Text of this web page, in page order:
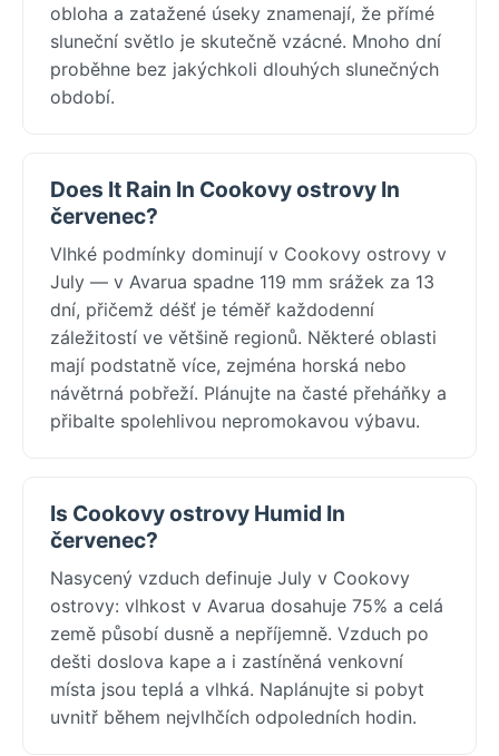
obloha a zatažené úseky znamenají, že přímé
sluneční světlo je skutečně vzácné. Mnoho dní
proběhne bez jakýchkoli dlouhých slunečných
období.
Does It Rain In Cookovy ostrovy In
červenec?
Vlhké podmínky dominují v Cookovy ostrovy v
July — v Avarua spadne 119 mm srážek za 13
dní, přičemž déšť je téměř každodenní
záležitostí ve většině regionů. Některé oblasti
mají podstatně více, zejména horská nebo
návětrná pobřeží. Plánujte na časté přeháňky a
přibalte spolehlivou nepromokavou výbavu.
Is Cookovy ostrovy Humid In
červenec?
Nasycený vzduch definuje July v Cookovy
ostrovy: vlhkost v Avarua dosahuje 75% a celá
země působí dusně a nepříjemně. Vzduch po
dešti doslova kape a i zastíněná venkovní
místa jsou teplá a vlhká. Naplánujte si pobyt
uvnitř během nejvlhčích odpoledních hodin.